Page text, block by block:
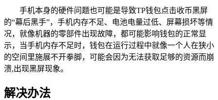
手机本身的硬件问题也可能是导致TP钱包点击收币黑屏
的“幕后黑手”，手机内存不足、电池电量过低、屏幕损坏等情
况，就像机器的零部件出现故障，都可能影响钱包的正常显
示，当手机内存不足时，钱包在运行过程中就像一个人在狭小
的空间里施展不开拳脚，可能会因为无法获取足够的资源而崩
溃,出现黑屏现象。
解决办法